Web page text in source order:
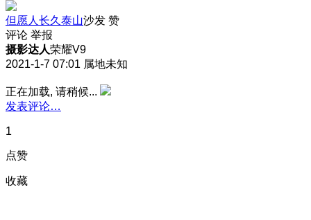
但愿人长久泰山沙发 赞
评论 举报
摄影达人荣耀V9
2021-1-7 07:01 属地未知
正在加载, 请稍候...
发表评论…
1
点赞
收藏